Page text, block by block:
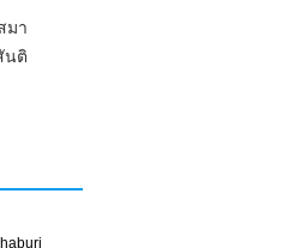
มา
นติ